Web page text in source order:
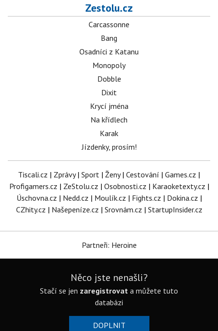
Zestolu.cz
Carcassonne
Bang
Osadníci z Katanu
Monopoly
Dobble
Dixit
Krycí jména
Na křídlech
Karak
Jízdenky, prosím!
Tiscali.cz | Zprávy| Sport | Ženy| Cestování | Games.cz |
Profigamers.cz | ZeStolu.cz | Osobnosti.cz | Karaoketexty.cz |
Úschovna.cz | Nedd.cz | Moulík.cz | Fights.cz | Dokina.cz |
CZhity.cz | Našepeníze.cz | Srovnám.cz | StartupInsider.cz
Partneři: Heroine
Něco jste nenašli?
Stačí se jen zaregistrovat a můžete tuto
databázi
DOPLNIT